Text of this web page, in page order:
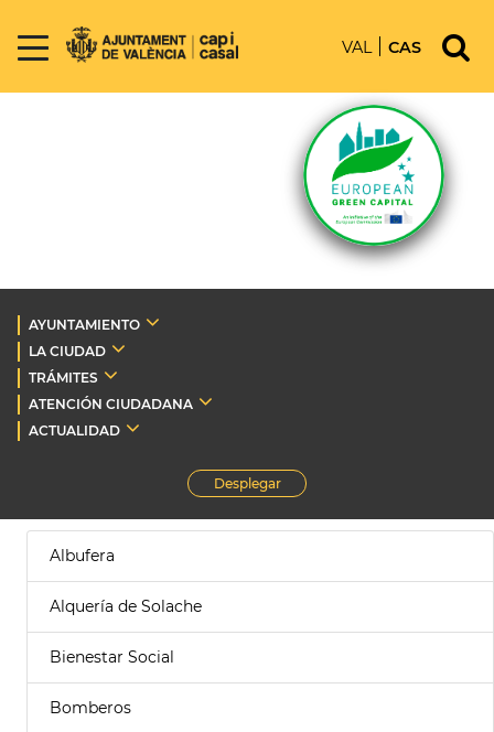
VAL CAS
AYUNTAMIENTO
LA CIUDAD
TRÁMITES
ATENCIÓN CIUDADANA
ACTUALIDAD
Desplegar
Albufera
Alquería de Solache
Bienestar Social
Bomberos